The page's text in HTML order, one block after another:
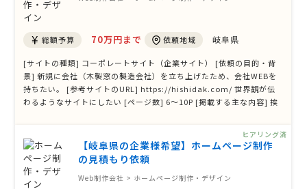
総額予算 70万円まで 依頼地域 岐阜県
[サイトの種類] コーポレートサイト（企業サイト） [依頼の目的・背
景] 新規に会社（木製窓の製造会社）を立ち上げたため、会社WEBを
持ちたい。 [参考サイトのURL] https://hishidak.com/ 世界観が伝
わるようなサイトにしたい [ページ数] 6〜10P [掲載する主な内容] 挨
お問合せフォーム ペ …【岐阜県の企業様希望】ホームページ制作
の見積もり依頼
Web制作会社 > ホームページ制作・デザイン
ヒアリング済